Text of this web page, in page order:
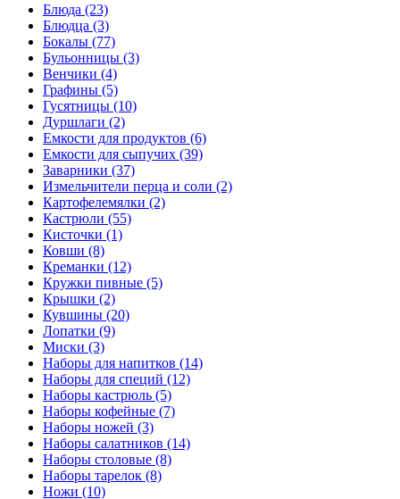
Блюда (23)
Блюдца (3)
Бокалы (77)
Бульонницы (3)
Венчики (4)
Графины (5)
Гусятницы (10)
Дуршлаги (2)
Емкости для продуктов (6)
Емкости для сыпучих (39)
Заварники (37)
Измельчители перца и соли (2)
Картофелемялки (2)
Кастрюли (55)
Кисточки (1)
Ковши (8)
Креманки (12)
Кружки пивные (5)
Крышки (2)
Кувшины (20)
Лопатки (9)
Миски (3)
Наборы для напитков (14)
Наборы для специй (12)
Наборы кастрюль (5)
Наборы кофейные (7)
Наборы ножей (3)
Наборы салатников (14)
Наборы столовые (8)
Наборы тарелок (8)
Ножи (10)